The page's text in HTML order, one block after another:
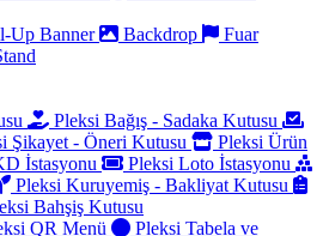
Up Banner Backdrop
Fuar
Pleksi Bağış - Sadaka Kutusu
Şikayet - Öneri Kutusu
Pleksi Ürün
İstasyonu
Pleksi Loto İstasyonu
Pleksi Kuruyemiş - Bakliyat Kutusu
Bahşiş Kutusu
QR Menü
Pleksi Tabela ve